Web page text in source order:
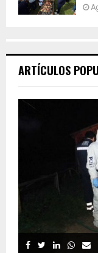
ARTÍCULOS